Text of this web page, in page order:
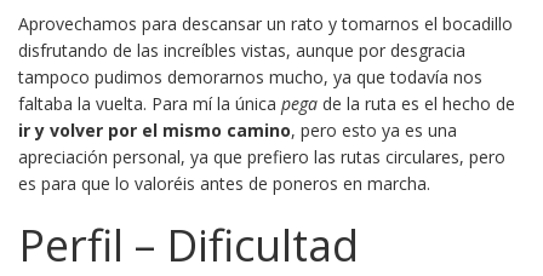
Aprovechamos para descansar un rato y tomarnos el bocadillo
disfrutando de las increíbles vistas, aunque por desgracia
tampoco pudimos demorarnos mucho, ya que todavía nos
faltaba la vuelta. Para mí la única pega de la ruta es el hecho de
ir y volver por el mismo camino, pero esto ya es una
apreciación personal, ya que prefiero las rutas circulares, pero
es para que lo valoréis antes de poneros en marcha.
Perfil – Dificultad